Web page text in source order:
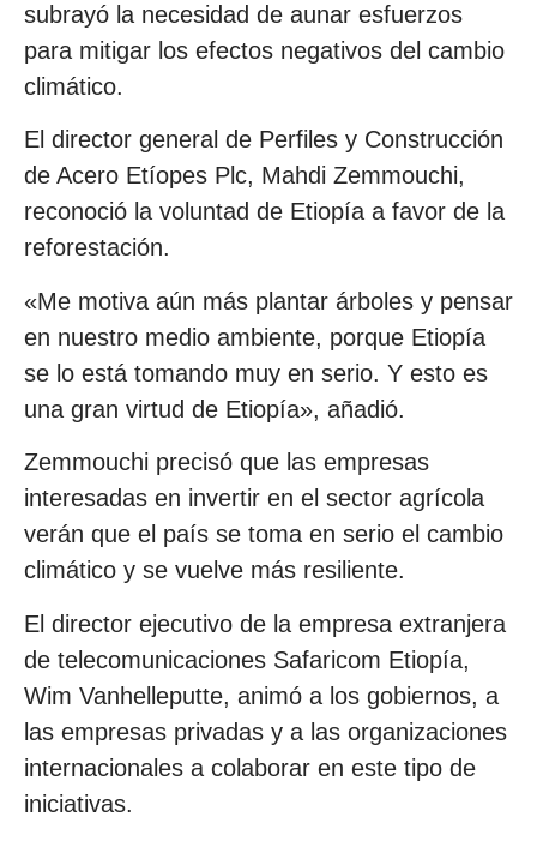
subrayó la necesidad de aunar esfuerzos
para mitigar los efectos negativos del cambio
climático.
El director general de Perfiles y Construcción
de Acero Etíopes Plc, Mahdi Zemmouchi,
reconoció la voluntad de Etiopía a favor de la
reforestación.
«Me motiva aún más plantar árboles y pensar
en nuestro medio ambiente, porque Etiopía
se lo está tomando muy en serio. Y esto es
una gran virtud de Etiopía», añadió.
Zemmouchi precisó que las empresas
interesadas en invertir en el sector agrícola
verán que el país se toma en serio el cambio
climático y se vuelve más resiliente.
El director ejecutivo de la empresa extranjera
de telecomunicaciones Safaricom Etiopía,
Wim Vanhelleputte, animó a los gobiernos, a
las empresas privadas y a las organizaciones
internacionales a colaborar en este tipo de
iniciativas.